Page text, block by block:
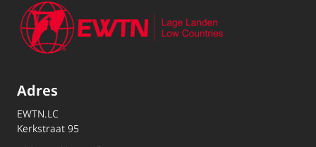
Adres
EWTN.LC
Kerkstraat 95